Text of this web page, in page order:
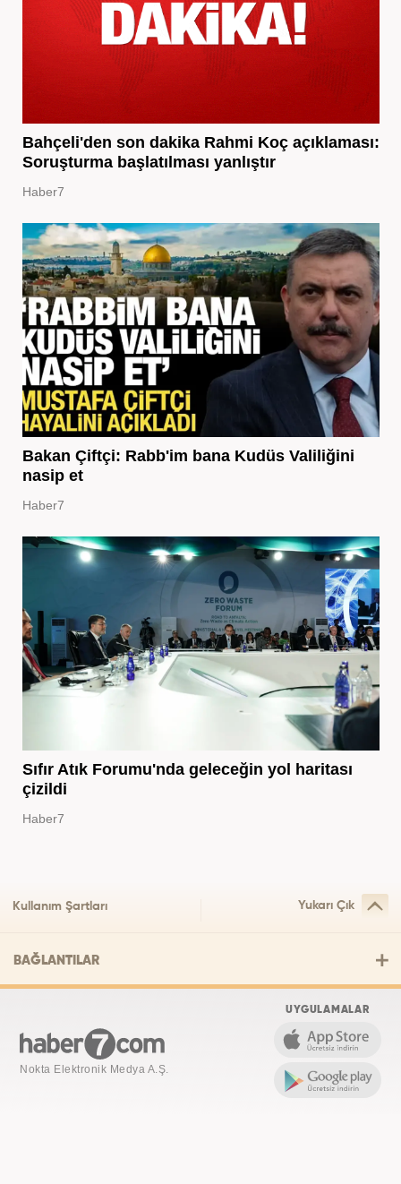
Bahçeli'den son dakika Rahmi Koç açıklaması:
Soruşturma başlatılması yanlıştır
Haber7
Bakan Çiftçi: Rabb'im bana Kudüs Valiliğini
nasip et
Haber7
Sıfır Atık Forumu'nda geleceğin yol haritası
çizildi
Haber7
Kullanım Şartları Yukarı Çık
BAĞLANTILAR
Nokta Elektronik Medya A.Ş.
UYGULAMALAR